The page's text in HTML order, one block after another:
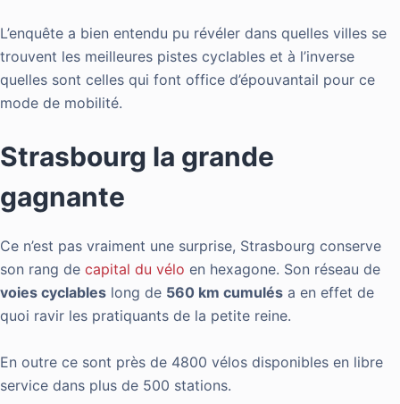
L’enquête a bien entendu pu révéler dans quelles villes se
trouvent les meilleures pistes cyclables et à l’inverse
quelles sont celles qui font office d’épouvantail pour ce
mode de mobilité.
Strasbourg la grande
gagnante
Ce n’est pas vraiment une surprise, Strasbourg conserve
son rang de capital du vélo en hexagone. Son réseau de
voies cyclables long de 560 km cumulés a en effet de
quoi ravir les pratiquants de la petite reine.
En outre ce sont près de 4800 vélos disponibles en libre
service dans plus de 500 stations.